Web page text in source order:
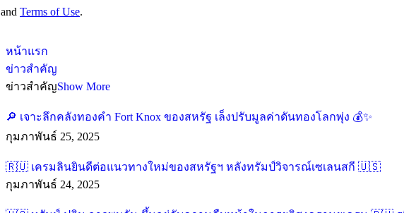
and Terms of Use.
หน้าแรก
ข่าวสำคัญ
ข่าวสำคัญShow More
🔎 เจาะลึกคลังทองคำ Fort Knox ของสหรัฐ เล็งปรับมูลค่าดันทองโลกพุ่ง 💰✨
กุมภาพันธ์ 25, 2025
🇷🇺 เครมลินยินดีต่อแนวทางใหม่ของสหรัฐฯ หลังทรัมป์วิจารณ์เซเลนสกี 🇺🇸
กุมภาพันธ์ 24, 2025